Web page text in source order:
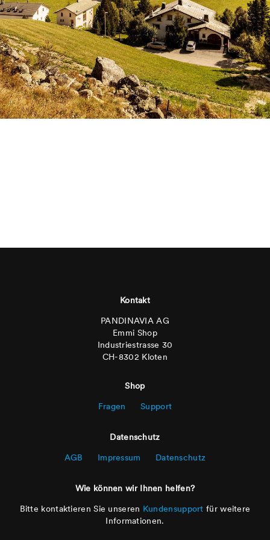
Kontakt
PANDINAVIA AG
Emmi Shop
Industriestrasse 30
CH-8302 Kloten
Shop
Fragen
Support
Datenschutz
AGB
Impressum Datenschutz
Wie können wir Ihnen helfen?
Bitte kontaktieren Sie unseren Kundensupport für weitere
Informationen.